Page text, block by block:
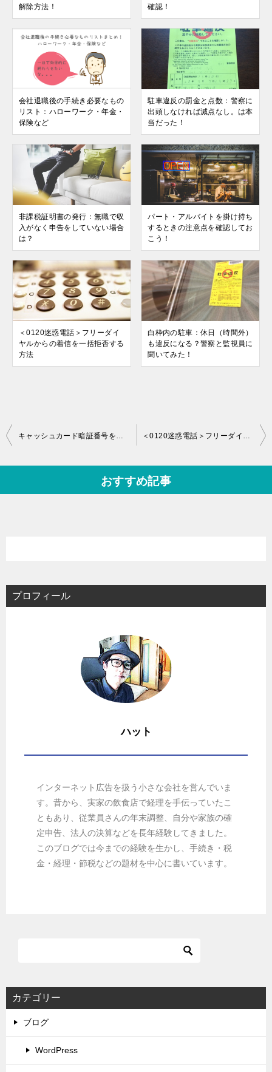
解除方法！ 確認！
会社退職後の手続き必要なもの
リスト：ハローワーク・年金・
保険など
駐車違反の罰金と点数：警察に
出頭しなければ減点なし。は本
当だった！
非課税証明書の発行：無職で収
入がなく申告をしていない場合
は？
パート・アルバイトを掛け持ち
するときの注意点を確認してお
こう！
＜0120迷惑電話＞フリーダイ
ヤルからの着信を一括拒否する
方法
白枠内の駐車：休日（時間外）
も違反になる？警察と監視員に
聞いてみた！
投
ビ
ン
おすすめ記事
プロフィール
ハット
インターネット広告を扱う小さな会社を営んでいま
す。昔から、実家の飲食店で経理を手伝っていたこ
ともあり、従業員さんの年末調整、自分や家族の確
定申告、法人の決算などを長年経験してきました。
このブログでは今までの経験を生かし、手続き・税
金・経理・節税などの題材を中心に書いています。
カテゴリー
ブログ
WordPress